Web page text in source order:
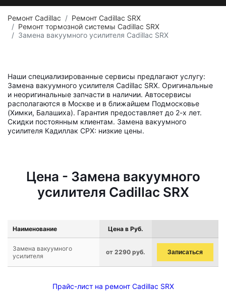
Ремонт Cadillac
Ремонт Cadillac SRX
Ремонт тормозной системы Cadillac SRX
Замена вакуумного усилителя Cadillac SRX
Наши специализированные сервисы предлагают услугу:
Замена вакуумного усилителя Cadillac SRX. Оригинальные
и неоригинальные запчасти в наличии. Автосервисы
располагаются в Москве и в ближайшем Подмосковье
(Химки, Балашиха). Гарантия предоставляет до 2-х лет.
Скидки постоянным клиентам. Замена вакуумного
усилителя Кадиллак СРХ: низкие цены.
Цена - Замена вакуумного
усилителя Cadillac SRX
Наименование Цена в Руб.
Замена вакуумного
усилителя
от 2290 руб. Записаться
Прайс-лист на ремонт Cadillac SRX